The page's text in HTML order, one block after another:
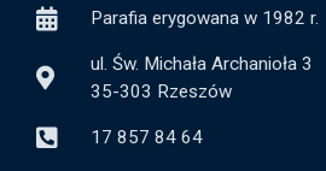
Parafia erygowana w 1982 r.
ul. Św. Michała Archanioła 3
35-303 Rzeszów
17 857 84 64